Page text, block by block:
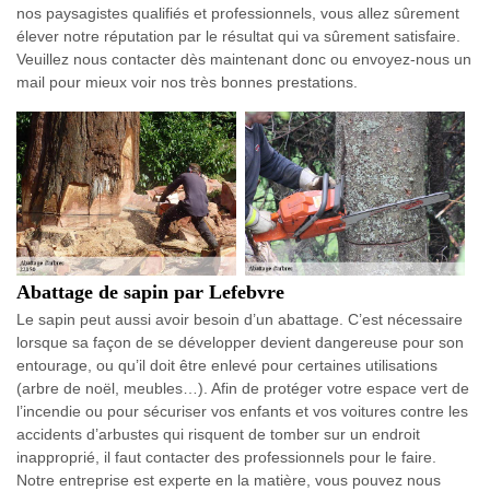
nos paysagistes qualifiés et professionnels, vous allez sûrement
élever notre réputation par le résultat qui va sûrement satisfaire.
Veuillez nous contacter dès maintenant donc ou envoyez-nous un
mail pour mieux voir nos très bonnes prestations.
Abattage de sapin par Lefebvre
Le sapin peut aussi avoir besoin d’un abattage. C’est nécessaire
lorsque sa façon de se développer devient dangereuse pour son
entourage, ou qu’il doit être enlevé pour certaines utilisations
(arbre de noël, meubles…). Afin de protéger votre espace vert de
l’incendie ou pour sécuriser vos enfants et vos voitures contre les
accidents d’arbustes qui risquent de tomber sur un endroit
inapproprié, il faut contacter des professionnels pour le faire.
Notre entreprise est experte en la matière, vous pouvez nous